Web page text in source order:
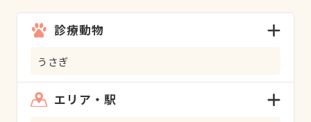
診療動物
うさぎ
エリア・駅